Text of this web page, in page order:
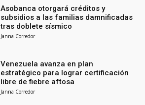
Asobanca otorgará créditos y
subsidios a las familias damnificadas
tras doblete sísmico
Janna Corredor
Venezuela avanza en plan
estratégico para lograr certificación
libre de fiebre aftosa
Janna Corredor